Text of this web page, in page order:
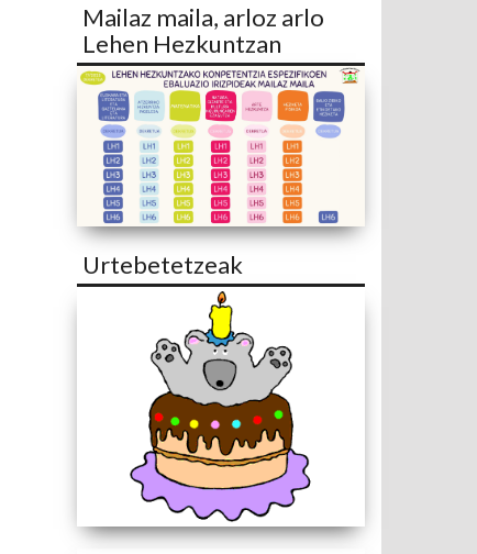
Mailaz maila, arloz arlo
Lehen Hezkuntzan
Urtebetetzeak